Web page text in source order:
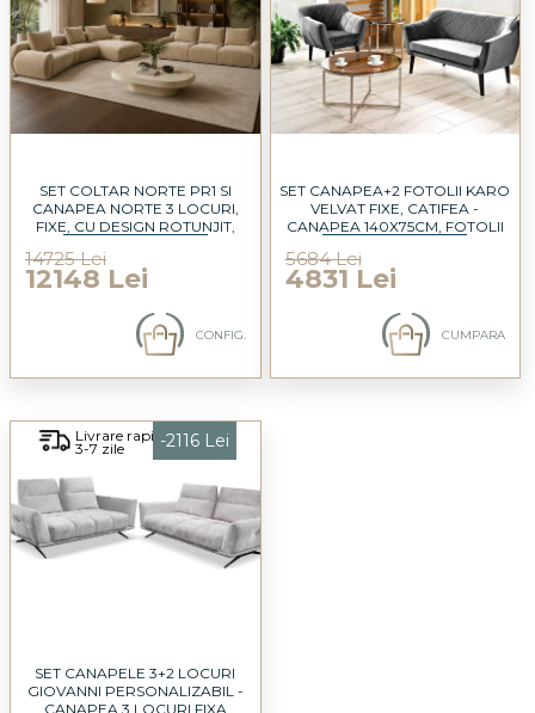
SET COLTAR NORTE PR1 SI
CANAPEA NORTE 3 LOCURI,
FIXE, CU DESIGN ROTUNJIT,
14725 Lei
12148 Lei
CONFIG.
SET CANAPEA+2 FOTOLII KARO
VELVAT FIXE, CATIFEA -
CANAPEA 140X75CM, FOTOLII
5684 Lei
4831 Lei
CUMPARA
Livrare rapida
3-7 zile -2116 Lei
SET CANAPELE 3+2 LOCURI
GIOVANNI PERSONALIZABIL -
CANAPEA 3 LOCURI FIXA